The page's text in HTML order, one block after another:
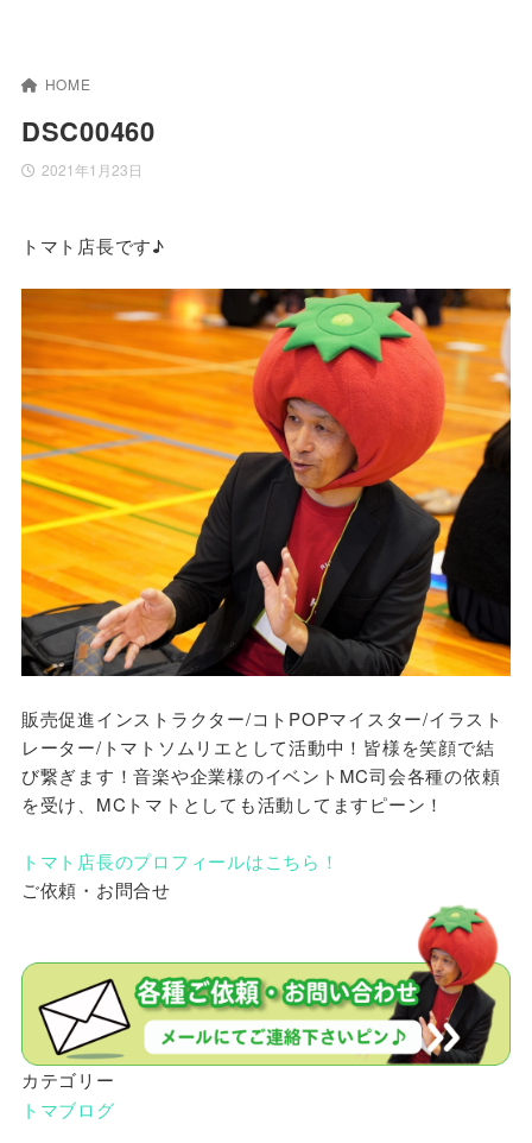
HOME
DSC00460
2021年1月23日
トマト店長です♪
販売促進インストラクター/コトPOPマイスター/イラスト
レーター/トマトソムリエとして活動中！皆様を笑顔で結
び繋ぎます！音楽や企業様のイベントMC司会各種の依頼
を受け、MCトマトとしても活動してますピーン！
トマト店長のプロフィールはこちら！
ご依頼・お問合せ
カテゴリー
トマブログ